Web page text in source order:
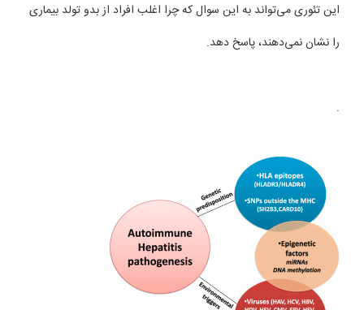
این تئوری می‌تواند به این سوال كه چرا اغلب افراد از بدو تولد بیماری
را نشان نمی‌دهند، پاسخ دهد.
.